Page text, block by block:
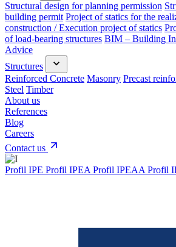
Structural design for planning permission
building permit Project of statics for the
construction / Execution project of statics
of load-bearing structures BIM – Building
Advice
Structures
Reinforced Concrete Masonry Precast
Steel Timber
About us
References
Blog
Careers
Contact us
Profil IPE Profil IPEA Profil IPEAA Profil